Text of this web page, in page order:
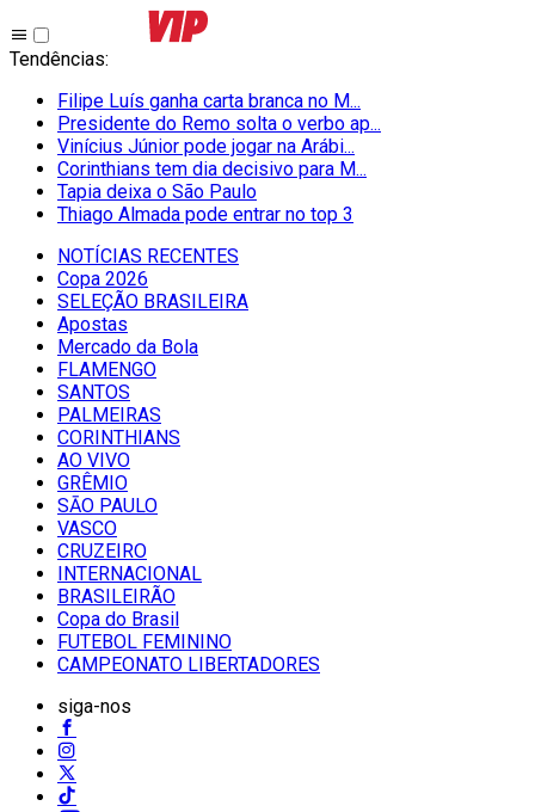
Tendências:
Filipe Luís ganha carta branca no M...
Presidente do Remo solta o verbo ap...
Vinícius Júnior pode jogar na Arábi...
Corinthians tem dia decisivo para M...
Tapia deixa o São Paulo
Thiago Almada pode entrar no top 3
NOTÍCIAS RECENTES
Copa 2026
SELEÇÃO BRASILEIRA
Apostas
Mercado da Bola
FLAMENGO
SANTOS
PALMEIRAS
CORINTHIANS
AO VIVO
GRÊMIO
SĀO PAULO
VASCO
CRUZEIRO
INTERNACIONAL
BRASILEIRÃO
Copa do Brasil
FUTEBOL FEMININO
CAMPEONATO LIBERTADORES
siga-nos